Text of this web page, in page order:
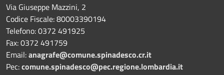
Via Giuseppe Mazzini, 2
Codice Fiscale: 80003390194
Telefono:0372 491925
Fax:0372 491759
Email:anagrafe@comune.spinadesco.cr.it
Pec:comune.spinadesco@pec.regione.lombardia.it